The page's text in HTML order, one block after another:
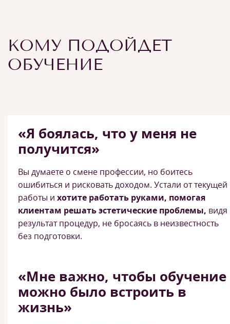
КОМУ ПОДОЙДЕТ
ОБУЧЕНИЕ
«Я боялась, что у меня не
получится»
Вы думаете о смене профессии, но боитесь
ошибиться и рисковать доходом. Устали от текущей
работы и хотите работать руками, помогая
клиентам решать эстетические проблемы, видя
результат процедур, не бросаясь в неизвестность
без подготовки.
«Мне важно, чтобы обучение
можно было встроить в
жизнь»